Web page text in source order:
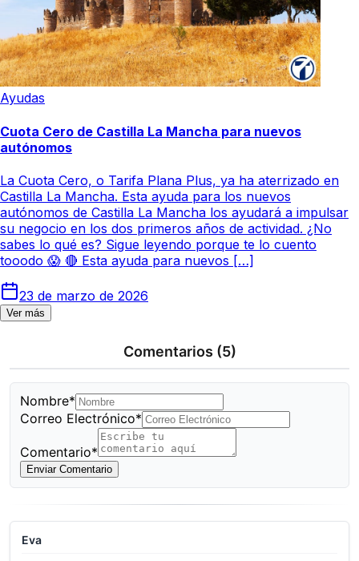
Ayudas
Cuota Cero de Castilla La Mancha para nuevos
autónomos
La Cuota Cero, o Tarifa Plana Plus, ya ha aterrizado en
Castilla La Mancha. Esta ayuda para los nuevos
autónomos de Castilla La Mancha los ayudará a impulsar
su negocio en los dos primeros años de actividad. ¿No
sabes lo qué es? Sigue leyendo porque te lo cuento
tooodo 😱 🔴 Esta ayuda para nuevos […]
23 de marzo de 2026
Ver más
Comentarios (5)
Nombre*
Correo Electrónico*
Comentario*
Enviar Comentario
Eva